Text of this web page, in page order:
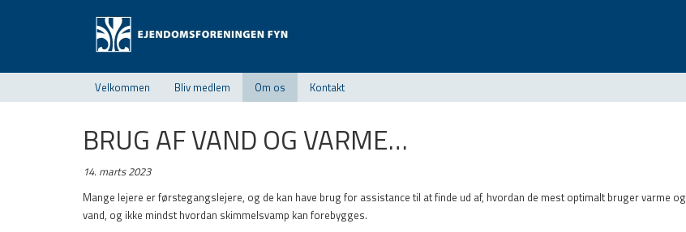
Velkommen Bliv medlem Om os Kontakt
BRUG AF VAND OG VARME…
14. marts 2023
Mange lejere er førstegangslejere, og de kan have brug for assistance til at finde ud af, hvordan de mest optimalt bruger varme og
vand, og ikke mindst hvordan skimmelsvamp kan forebygges.